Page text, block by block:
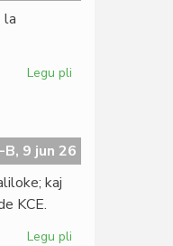
Svislando
la
Legu pli
katalogado
plene
9 jun 26
kaj
KCE.
Legu pli